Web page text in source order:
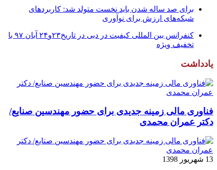
برای صد ساله شدن باید نخست متولد شد: کاربردهای
شبکه‌های ارزش برای نوآوری
کنفرانس بین المللی کیفیت در دبی در تاریخ۲۳و۲۴ آبان ۹۷ با
تخفیف ویژه
یادداشت
فناوری مالی زمینه جدیدی برای حضور مهندسین صنایع/
دکتر عمران محمدی
13 شهریور 1398